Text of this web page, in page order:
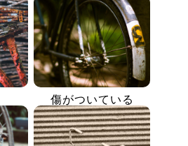
傷がついている